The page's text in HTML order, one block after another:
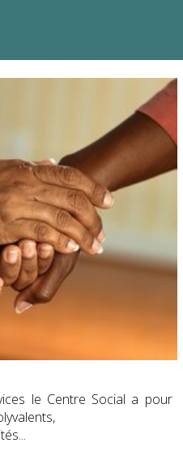
le Centre Social a pour